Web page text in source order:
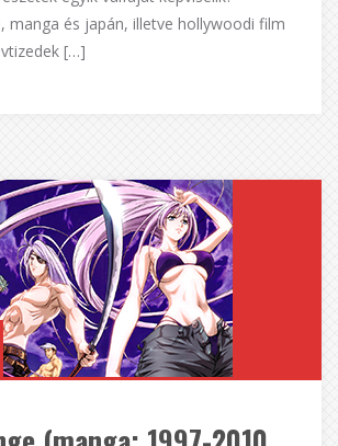
manga és japán, illetve hollywoodi film
[…]